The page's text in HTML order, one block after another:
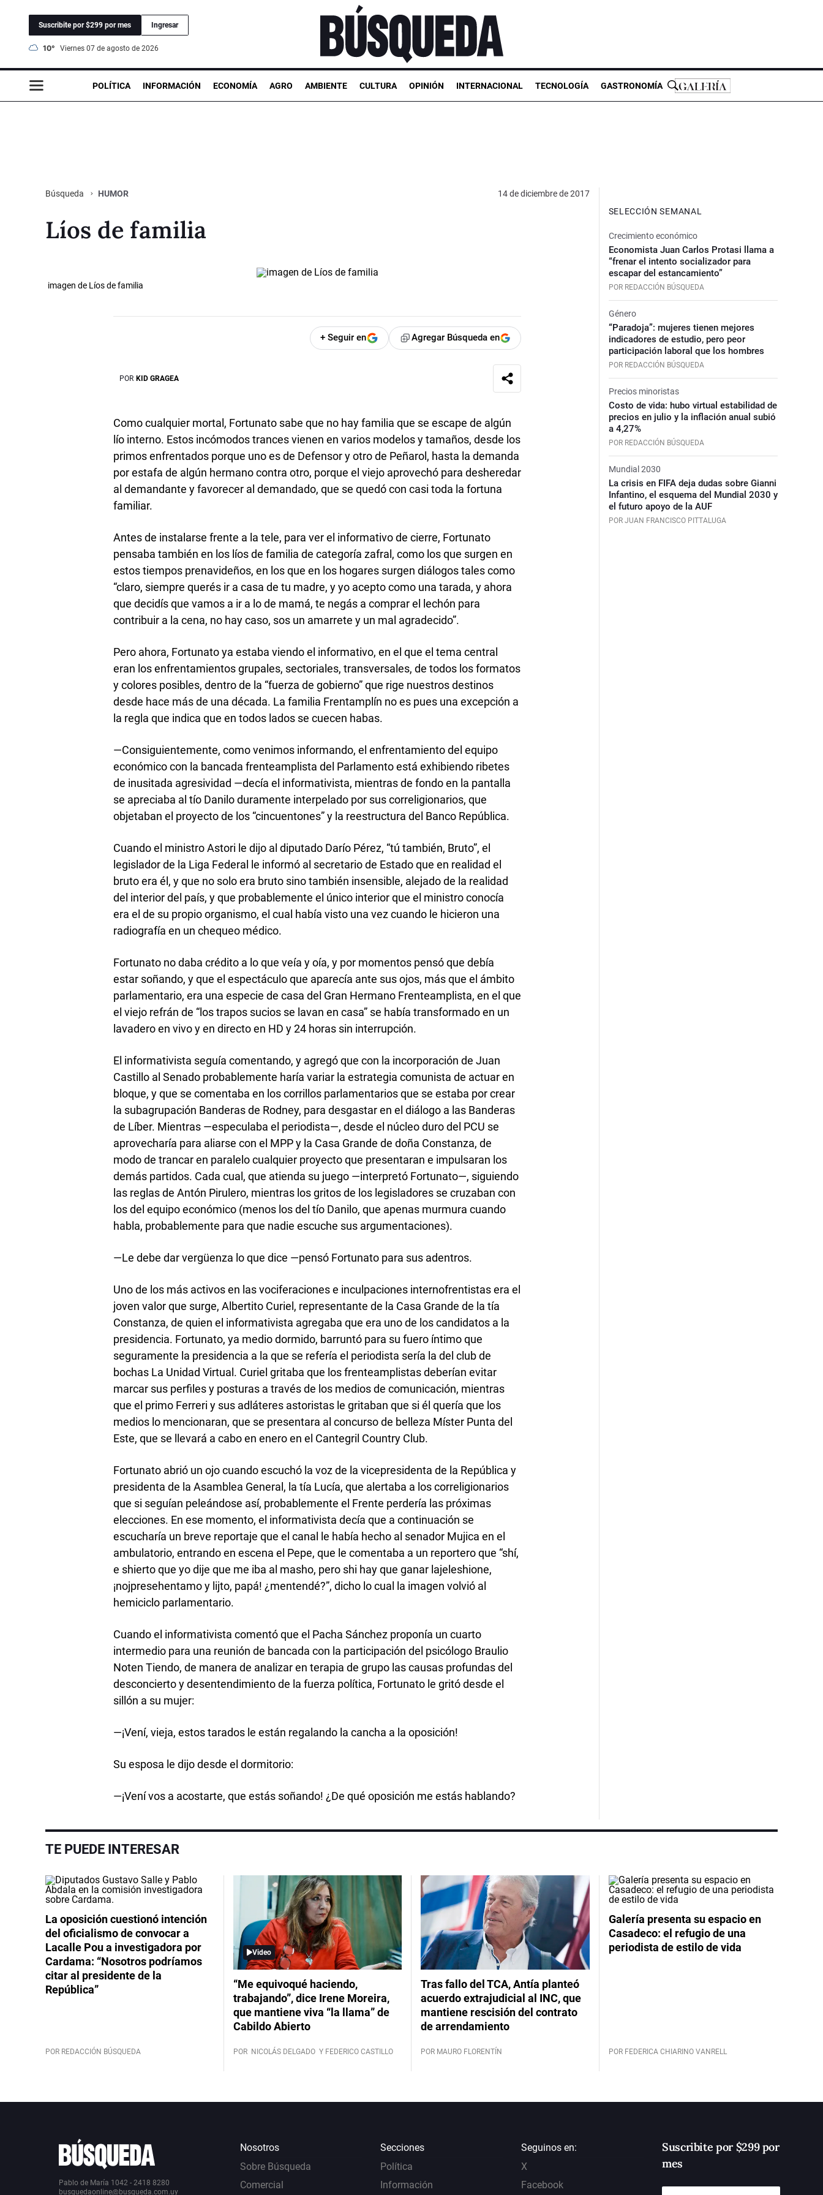
Suscribite por $299 por mes Ingresar
10° viernes 07 de agosto de 2026
POLÍTICA INFORMACIÓN ECONOMÍA AGRO AMBIENTE CULTURA OPINIÓN INTERNACIONAL TECNOLOGÍA GASTRONOMÍA
Búsqueda HUMOR 14 de diciembre de 2017
Líos de familia
imagen de Líos de familia
+ Seguir en Agregar Búsqueda en
POR KID GRAGEA
Como cualquier mortal, Fortunato sabe que no hay familia que se escape de algún
lío interno. Estos incómodos trances vienen en varios modelos y tamaños, desde los
primos enfrentados porque uno es de Defensor y otro de Peñarol, hasta la demanda
por estafa de algún hermano contra otro, porque el viejo aprovechó para desheredar
al demandante y favorecer al demandado, que se quedó con casi toda la fortuna
familiar.
Antes de instalarse frente a la tele, para ver el informativo de cierre, Fortunato
pensaba también en los líos de familia de categoría zafral, como los que surgen en
estos tiempos prenavideños, en los que en los hogares surgen diálogos tales como
“claro, siempre querés ir a casa de tu madre, y yo acepto como una tarada, y ahora
que decidís que vamos a ir a lo de mamá, te negás a comprar el lechón para
contribuir a la cena, no hay caso, sos un amarrete y un mal agradecido”.
Pero ahora, Fortunato ya estaba viendo el informativo, en el que el tema central
eran los enfrentamientos grupales, sectoriales, transversales, de todos los formatos
y colores posibles, dentro de la “fuerza de gobierno” que rige nuestros destinos
desde hace más de una década. La familia Frentamplín no es pues una excepción a
la regla que indica que en todos lados se cuecen habas.
—Consiguientemente, como venimos informando, el enfrentamiento del equipo
económico con la bancada frenteamplista del Parlamento está exhibiendo ribetes
de inusitada agresividad —decía el informativista, mientras de fondo en la pantalla
se apreciaba al tío Danilo duramente interpelado por sus correligionarios, que
objetaban el proyecto de los “cincuentones” y la reestructura del Banco República.
Cuando el ministro Astori le dijo al diputado Darío Pérez, “tú también, Bruto”, el
legislador de la Liga Federal le informó al secretario de Estado que en realidad el
bruto era él, y que no solo era bruto sino también insensible, alejado de la realidad
del interior del país, y que probablemente el único interior que el ministro conocía
era el de su propio organismo, el cual había visto una vez cuando le hicieron una
radiografía en un chequeo médico.
Fortunato no daba crédito a lo que veía y oía, y por momentos pensó que debía
estar soñando, y que el espectáculo que aparecía ante sus ojos, más que el ámbito
parlamentario, era una especie de casa del Gran Hermano Frenteamplista, en el que
el viejo refrán de “los trapos sucios se lavan en casa” se había transformado en un
lavadero en vivo y en directo en HD y 24 horas sin interrupción.
El informativista seguía comentando, y agregó que con la incorporación de Juan
Castillo al Senado probablemente haría variar la estrategia comunista de actuar en
bloque, y que se comentaba en los corrillos parlamentarios que se estaba por crear
la subagrupación Banderas de Rodney, para desgastar en el diálogo a las Banderas
de Líber. Mientras —especulaba el periodista—, desde el núcleo duro del PCU se
aprovecharía para aliarse con el MPP y la Casa Grande de doña Constanza, de
modo de trancar en paralelo cualquier proyecto que presentaran e impulsaran los
demás partidos. Cada cual, que atienda su juego —interpretó Fortunato—, siguiendo
las reglas de Antón Pirulero, mientras los gritos de los legisladores se cruzaban con
los del equipo económico (menos los del tío Danilo, que apenas murmura cuando
habla, probablemente para que nadie escuche sus argumentaciones).
—Le debe dar vergüenza lo que dice —pensó Fortunato para sus adentros.
Uno de los más activos en las vociferaciones e inculpaciones internofrentistas era el
joven valor que surge, Albertito Curiel, representante de la Casa Grande de la tía
Constanza, de quien el informativista agregaba que era uno de los candidatos a la
presidencia. Fortunato, ya medio dormido, barruntó para su fuero íntimo que
seguramente la presidencia a la que se refería el periodista sería la del club de
bochas La Unidad Virtual. Curiel gritaba que los frenteamplistas deberían evitar
marcar sus perfiles y posturas a través de los medios de comunicación, mientras
que el primo Ferreri y sus adláteres astoristas le gritaban que si él quería que los
medios lo mencionaran, que se presentara al concurso de belleza Míster Punta del
Este, que se llevará a cabo en enero en el Cantegril Country Club.
Fortunato abrió un ojo cuando escuchó la voz de la vicepresidenta de la República y
presidenta de la Asamblea General, la tía Lucía, que alertaba a los correligionarios
que si seguían peleándose así, probablemente el Frente perdería las próximas
elecciones. En ese momento, el informativista decía que a continuación se
escucharía un breve reportaje que el canal le había hecho al senador Mujica en el
ambulatorio, entrando en escena el Pepe, que le comentaba a un reportero que “shí,
e shierto que yo dije que me iba al masho, pero shi hay que ganar lajeleshione,
¡nojpresehentamo y lijto, papá! ¿mentendé?”, dicho lo cual la imagen volvió al
hemiciclo parlamentario.
Cuando el informativista comentó que el Pacha Sánchez proponía un cuarto
intermedio para una reunión de bancada con la participación del psicólogo Braulio
Noten Tiendo, de manera de analizar en terapia de grupo las causas profundas del
desconcierto y desentendimiento de la fuerza política, Fortunato le gritó desde el
sillón a su mujer:
—¡Vení, vieja, estos tarados le están regalando la cancha a la oposición!
Su esposa le dijo desde el dormitorio:
—¡Vení vos a acostarte, que estás soñando! ¿De qué oposición me estás hablando?
SELECCIÓN SEMANAL
Crecimiento económico
Economista Juan Carlos Protasi llama a
“frenar el intento socializador para
escapar del estancamiento”
POR REDACCIÓN BÚSQUEDA
Género
“Paradoja”: mujeres tienen mejores
indicadores de estudio, pero peor
participación laboral que los hombres
POR REDACCIÓN BÚSQUEDA
Precios minoristas
Costo de vida: hubo virtual estabilidad de
precios en julio y la inflación anual subió
a 4,27%
POR REDACCIÓN BÚSQUEDA
Mundial 2030
La crisis en FIFA deja dudas sobre Gianni
Infantino, el esquema del Mundial 2030 y
el futuro apoyo de la AUF
POR JUAN FRANCISCO PITTALUGA
TE PUEDE INTERESAR
La oposición cuestionó intención
del oficialismo de convocar a
Lacalle Pou a investigadora por
Cardama: “Nosotros podríamos
citar al presidente de la
República”
POR REDACCIÓN BÚSQUEDA
Video
“Me equivoqué haciendo,
trabajando”, dice Irene Moreira,
que mantiene viva “la llama” de
Cabildo Abierto
POR NICOLÁS DELGADO Y FEDERICO CASTILLO
Tras fallo del TCA, Antía planteó
acuerdo extrajudicial al INC, que
mantiene rescisión del contrato
de arrendamiento
POR MAURO FLORENTÍN
Galería presenta su espacio en
Casadeco: el refugio de una
periodista de estilo de vida
POR FEDERICA CHIARINO VANRELL
Pablo de María 1042 - 2418 8280
busquedaonline@busqueda.com.uy
Nosotros
Sobre Búsqueda
Comercial
Secciones
Política
Información
Seguinos en:
X
Facebook
Suscribite por $299 por
mes